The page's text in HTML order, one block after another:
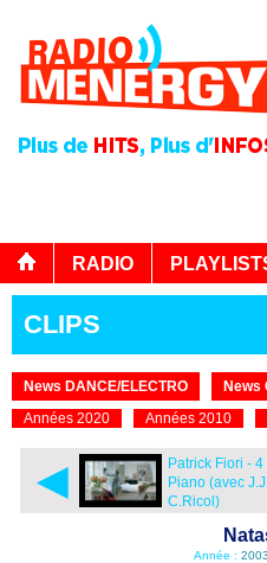
RADIO
CLIPS
News DANCE/ELECTRO News
Années 2020
Années 2010
◄
Patrick Fiori -
Piano (avec
C.Ricol)
Année : 2003